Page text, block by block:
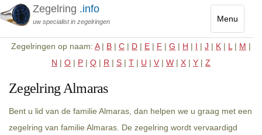
Menu
Toggle
Zegelring .info
uw specialist in zegelringen
Zegelringen op naam: A| B | C | D | E | F | G | H | I | J | K | L | M |
N | O | P | Q | R | S | T | U | V | W | X | Y | Z
Zegelring Almaras
Bent u lid van de familie Almaras, dan helpen we u graag met een
zegelring van familie Almaras. De zegelring wordt vervaardigd